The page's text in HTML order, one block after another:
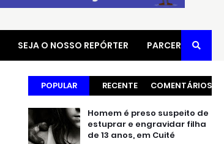
SEJA O NOSSO REPÓRTER PARCERIAS
POPULAR RECENTE COMENTÁRIOS
Homem é preso suspeito de
estuprar e engravidar filha
de 13 anos, em Cuité